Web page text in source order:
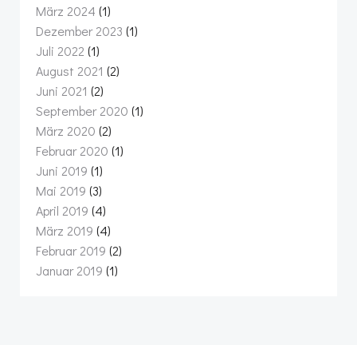
März 2024 (1)
Dezember 2023 (1)
Juli 2022 (1)
August 2021 (2)
Juni 2021 (2)
September 2020 (1)
März 2020 (2)
Februar 2020 (1)
Juni 2019 (1)
Mai 2019 (3)
April 2019 (4)
März 2019 (4)
Februar 2019 (2)
Januar 2019 (1)